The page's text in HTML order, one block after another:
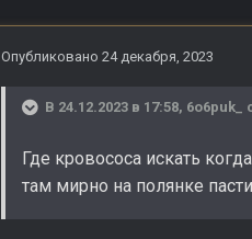
Опубликовано 24 декабря, 2023
В 24.12.2023 в 17:58, 6o6puk_
Где кровососа искать
там мирно на полянке